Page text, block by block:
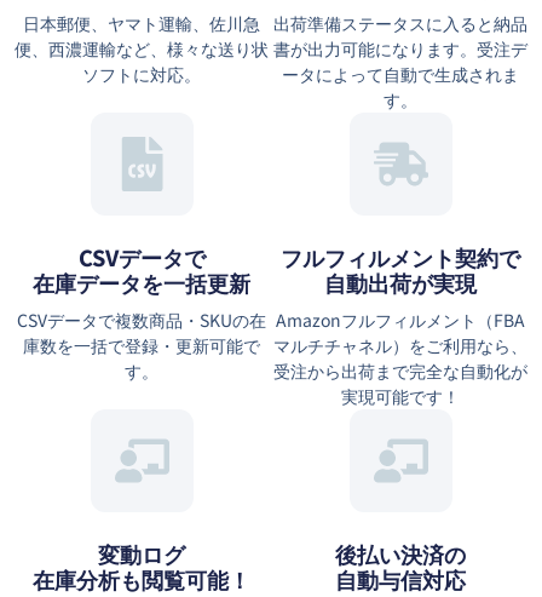
日本郵便、ヤマト運輸、佐川急
便、西濃運輸など、様々な送り状
ソフトに対応。
出荷準備ステータスに入ると納品
書が出力可能になります。受注デ
ータによって自動で生成されま
す。
CSVデータで
在庫データを一括更新
CSVデータで複数商品・SKUの在
庫数を一括で登録・更新可能で
す。
フルフィルメント契約で
自動出荷が実現
Amazonフルフィルメント（FBA
マルチチャネル）をご利用なら、
受注から出荷まで完全な自動化が
実現可能です！
変動ログ
在庫分析も閲覧可能！
後払い決済の
自動与信対応